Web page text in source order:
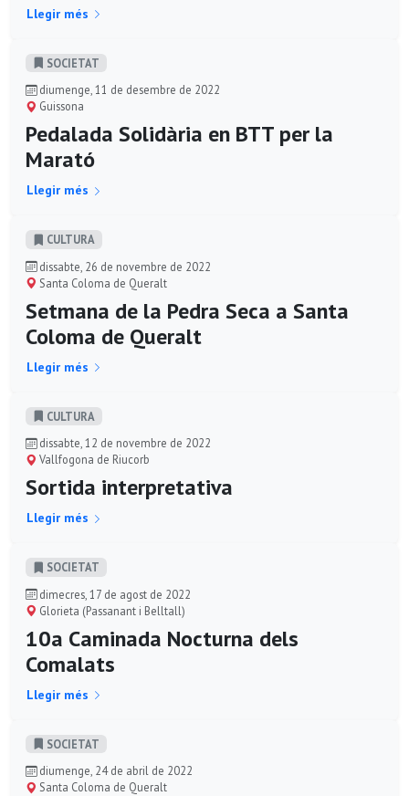
Llegir més
SOCIETAT
diumenge, 11 de desembre de 2022
Guissona
Pedalada Solidària en BTT per la
Marató
Llegir més
CULTURA
dissabte, 26 de novembre de 2022
Santa Coloma de Queralt
Setmana de la Pedra Seca a Santa
Coloma de Queralt
Llegir més
CULTURA
dissabte, 12 de novembre de 2022
Vallfogona de Riucorb
Sortida interpretativa
Llegir més
SOCIETAT
dimecres, 17 de agost de 2022
Glorieta (Passanant i Belltall)
10a Caminada Nocturna dels
Comalats
Llegir més
SOCIETAT
diumenge, 24 de abril de 2022
Santa Coloma de Queralt